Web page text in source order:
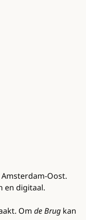
Oost.
en digitaal.
Om de Brug kan